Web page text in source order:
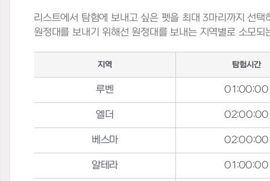
리스트에서 탐험에 보내고 싶은 펫을 최대 3마리까지 선
원정대를 보내기 위해선 원정대를 보내는 지역별로 소모되
지역 탐험시간
루벤 01:00:00
엘더 02:00:00
베스마 02:00:00
알테라 01:00:00